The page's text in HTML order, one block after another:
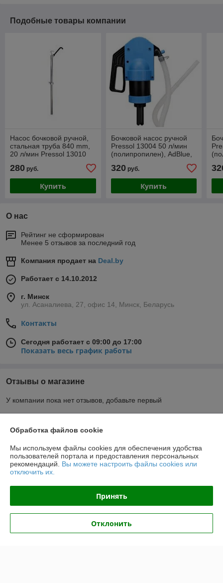
Подобные товары компании
Насос бочковой ручной,
стальная труба 840 mm,
20 л/мин Pressol 13010
280 руб.
Купить
Бочковой насос ручной
Pressol 13004 50 л/мин
(полипропилен), AdBlue,
масла, антифризы, мыло,
320руб.
Купить
О нас
Рейтинг не сформирован
Менее 5 отзывов за последний год
Компания продает на Deal.by
Работает с 14.10.2012
г. Минск
ул. Асаналиева, 27, офис 14, Минск, Беларусь
Контакты
Сегодня работает с 09:00 до 17:00
Показать весь график работы
Отзывы о магазине
У компании пока нет отзывов, добавьте первый
О нас
Контакты
Доставка и оплата
Обработка файлов cookie
Мы используем файлы cookies для обеспечения удобства
пользователей портала и предоставления персональных
рекомендаций. Вы можете настроить файлы cookies или
отключить их.
Принять
Отклонить